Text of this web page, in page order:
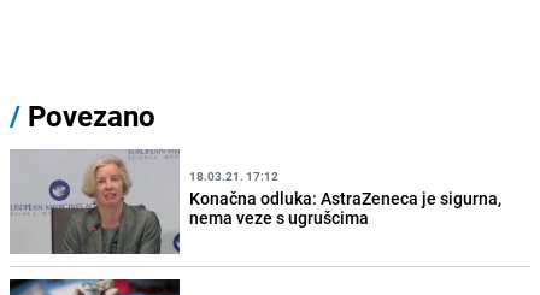
/ Povezano
18.03.21. 17:12
Konačna odluka: AstraZeneca je sigurna,
nema veze s ugrušcima